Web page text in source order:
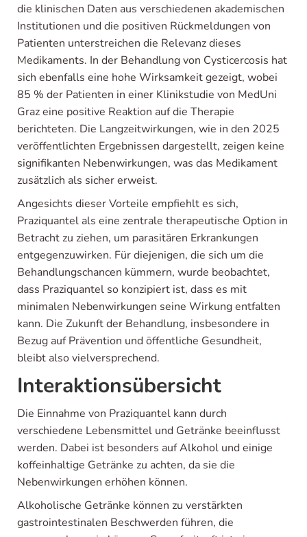
die klinischen Daten aus verschiedenen akademischen
Institutionen und die positiven Rückmeldungen von
Patienten unterstreichen die Relevanz dieses
Medikaments. In der Behandlung von Cysticercosis hat
sich ebenfalls eine hohe Wirksamkeit gezeigt, wobei
85 % der Patienten in einer Klinikstudie von MedUni
Graz eine positive Reaktion auf die Therapie
berichteten. Die Langzeitwirkungen, wie in den 2025
veröffentlichten Ergebnissen dargestellt, zeigen keine
signifikanten Nebenwirkungen, was das Medikament
zusätzlich als sicher erweist.
Angesichts dieser Vorteile empfiehlt es sich,
Praziquantel als eine zentrale therapeutische Option in
Betracht zu ziehen, um parasitären Erkrankungen
entgegenzuwirken. Für diejenigen, die sich um die
Behandlungschancen kümmern, wurde beobachtet,
dass Praziquantel so konzipiert ist, dass es mit
minimalen Nebenwirkungen seine Wirkung entfalten
kann. Die Zukunft der Behandlung, insbesondere in
Bezug auf Prävention und öffentliche Gesundheit,
bleibt also vielversprechend.
Interaktionsübersicht
Die Einnahme von Praziquantel kann durch
verschiedene Lebensmittel und Getränke beeinflusst
werden. Dabei ist besonders auf Alkohol und einige
koffeinhaltige Getränke zu achten, da sie die
Nebenwirkungen erhöhen können.
Alkoholische Getränke können zu verstärkten
gastrointestinalen Beschwerden führen, die